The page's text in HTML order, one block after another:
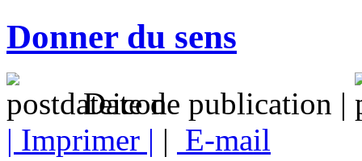
Donner du sens
Date de publication |
| Imprimer | | E-mail